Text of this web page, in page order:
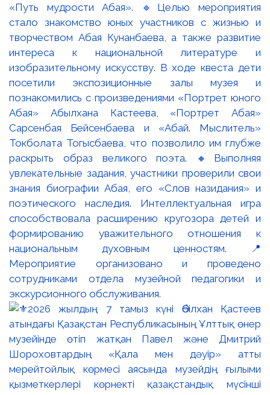
«Путь мудрости Абая». 🔹Целью мероприятия
стало знакомство юных участников с жизнью и
творчеством Абая Кунанбаева, а также развитие
интереса к национальной литературе и
изобразительному искусству. В ходе квеста дети
посетили экспозиционные залы музея и
познакомились с произведениями «Портрет юного
Абая» Абылхана Кастеева, «Портрет Абая»
Сарсенбая Бейсенбаева и «Абай. Мыслитель»
Токболата Тогысбаева, что позволило им глубже
раскрыть образ великого поэта. 🔸Выполняя
увлекательные задания, участники проверили свои
знания биографии Абая, его «Слов назидания» и
поэтического наследия. Интеллектуальная игра
способствовала расширению кругозора детей и
формированию уважительного отношения к
национальным духовным ценностям. 📍
Мероприятие организовано и проведено
сотрудниками отдела музейной педагогики и
экскурсионного обслуживания.